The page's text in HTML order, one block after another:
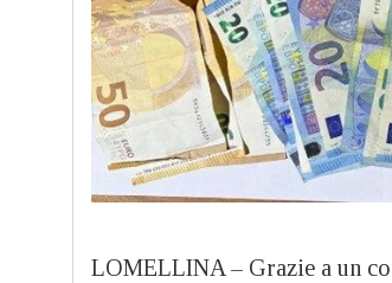
LOMELLINA – Grazie a un